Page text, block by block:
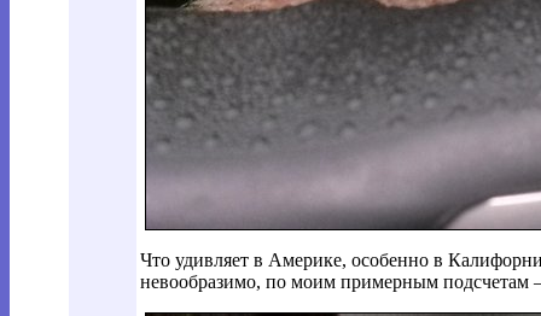
Что удивляет в Америке, особенно в
невообразимо, по моим примерным